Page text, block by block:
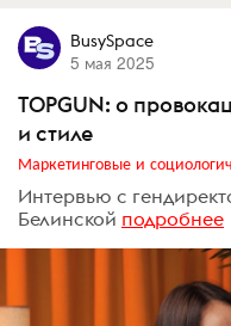
BusySpace
5 мая 2025
TOPGUN: о
и стиле
Маркетинговые и
Интервью с
Белинской подробнее